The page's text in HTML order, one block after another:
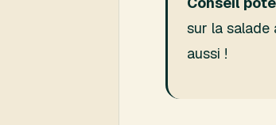
sur la salade
aussi !